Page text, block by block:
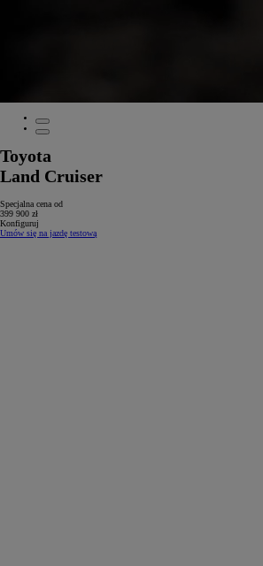
Toyota
Land Cruiser
Specjalna cena od
399 900 zł
Konfiguruj
Umów się na jazdę testową